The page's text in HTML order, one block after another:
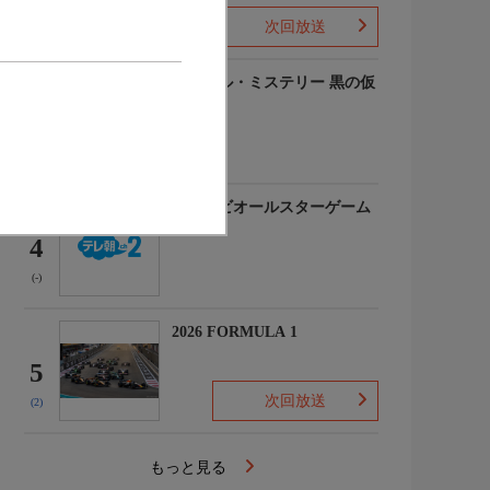
次回放送
ルーヴル・ミステリー 黒の仮
4
(-)
マイナビオールスターゲーム
2026
5
(2)
2026 FORMULA 1
次回放送
もっと見る